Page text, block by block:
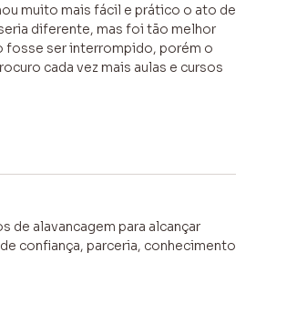
muito mais fácil e prático o ato de
diferente, mas foi tão melhor
fosse ser interrompido, porém o
cada vez mais aulas e cursos
de alavancagem para alcançar
confiança, parceria, conhecimento